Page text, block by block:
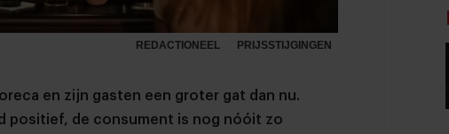
REDACTIONEEL PRIJSSTIJGINGEN
en zijn gasten een groter gat dan nu.
positief, de consument is nog nóóit zo